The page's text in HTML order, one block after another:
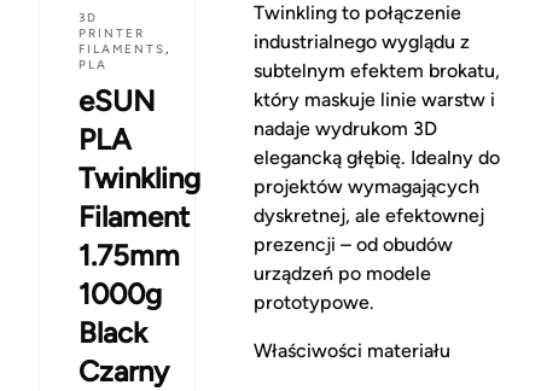
3D
PRINTER
FILAMENTS,
PLA
eSUN
PLA
Twinkling
Filament
1.75mm
1000g
Black
Czarny
Twinkling to połączenie
industrialnego wyglądu z
subtelnym efektem brokatu,
który maskuje linie warstw i
nadaje wydrukom 3D
elegancką głębię. Idealny do
projektów wymagających
dyskretnej, ale efektownej
prezencji – od obudów
urządzeń po modele
prototypowe.
Właściwości materiału